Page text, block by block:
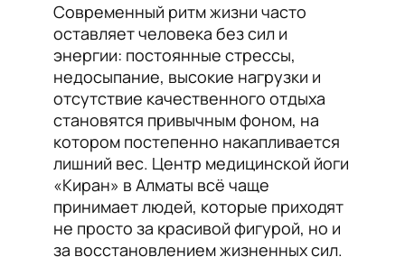
Современный ритм жизни часто
оставляет человека без сил и
энергии: постоянные стрессы,
недосыпание, высокие нагрузки и
отсутствие качественного отдыха
становятся привычным фоном, на
котором постепенно накапливается
лишний вес. Центр медицинской йоги
«Киран» в Алматы всё чаще
принимает людей, которые приходят
не просто за красивой фигурой, но и
за восстановлением жизненных сил.